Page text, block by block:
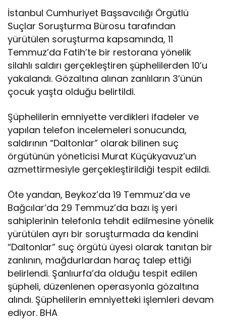
İstanbul Cumhuriyet Başsavcılığı Örgütlü
Suçlar Soruşturma Bürosu tarafından
yürütülen soruşturma kapsamında, 11
Temmuz’da Fatih’te bir restorana yönelik
silahlı saldırı gerçekleştiren şüphelilerden 10’u
yakalandı. Gözaltına alınan zanlıların 3’ünün
çocuk yaşta olduğu belirtildi.
Şüphelilerin emniyette verdikleri ifadeler ve
yapılan telefon incelemeleri sonucunda,
saldırının “Daltonlar” olarak bilinen suç
örgütünün yöneticisi Murat Küçükyavuz’un
azmettirmesiyle gerçekleştirildiği tespit edildi.
Öte yandan, Beykoz’da 19 Temmuz’da ve
Bağcılar’da 29 Temmuz’da bazı iş yeri
sahiplerinin telefonla tehdit edilmesine yönelik
yürütülen ayrı bir soruşturmada da kendini
“Daltonlar” suç örgütü üyesi olarak tanıtan bir
zanlının, mağdurlardan haraç talep ettiği
belirlendi. Şanlıurfa’da olduğu tespit edilen
şüpheli, düzenlenen operasyonla gözaltına
alındı. Şüphelilerin emniyetteki işlemleri devam
ediyor. BHA